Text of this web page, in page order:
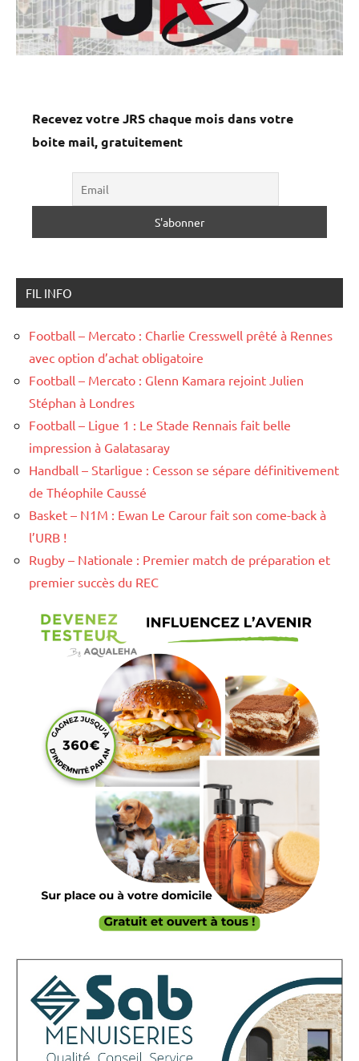
Recevez votre JRS chaque mois dans votre
boite mail, gratuitement
FIL INFO
Football – Mercato : Charlie Cresswell prêté à Rennes
avec option d’achat obligatoire
Football – Mercato : Glenn Kamara rejoint Julien
Stéphan à Londres
Football – Ligue 1 : Le Stade Rennais fait belle
impression à Galatasaray
Handball – Starligue : Cesson se sépare définitivement
de Théophile Caussé
Basket – N1M : Ewan Le Carour fait son come-back à
l’URB !
Rugby – Nationale : Premier match de préparation et
premier succès du REC